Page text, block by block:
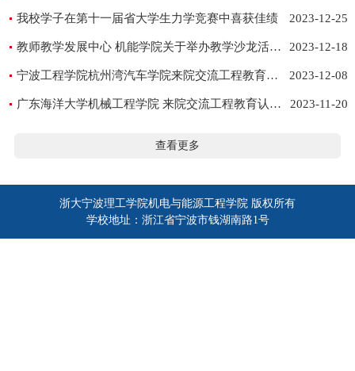
2023-12-25
我校学子在第十一届省大学生力学竞赛中喜获佳绩
2023-12-18
教师教学发展中心 机能学院关于举办教学沙龙活动的通知
2023-12-08
宁波工程学院杭州湾汽车学院来院交流工程教育认证工作
2023-11-20
广东海洋大学机械工程学院 来院交流工程教育认证工作
查看更多
浙大宁波理工学院机电与能源工程学院 版权所有
学校地址：浙江省宁波市钱湖南路1号